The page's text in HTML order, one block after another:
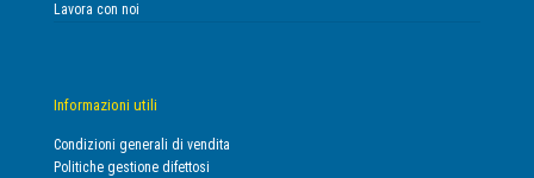
Lavora con noi
Informazioni utili
Condizioni generali di vendita
Politiche gestione difettosi